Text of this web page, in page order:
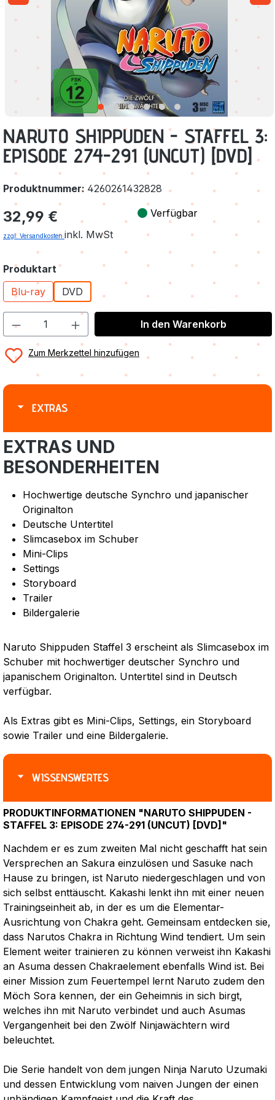
NARUTO SHIPPUDEN - STAFFEL 3:
EPISODE 274-291 (UNCUT) [DVD]
Produktnummer: 4260261432828
Regulärer Preis:
32,99 €
zzgl. Versandkosten inkl. MwSt
Verfügbar
Produktartauswählen
Blu-ray
DVD
In den Warenkorb
Zum Merkzettel hinzufügen
EXTRAS
EXTRAS UND
BESONDERHEITEN
Hochwertige deutsche Synchro und japanischer
Originalton
Deutsche Untertitel
Slimcasebox im Schuber
Mini-Clips
Settings
Storyboard
Trailer
Bildergalerie
Naruto Shippuden Staffel 3 erscheint als Slimcasebox im
Schuber mit hochwertiger deutscher Synchro und
japanischem Originalton. Untertitel sind in Deutsch
verfügbar.
Als Extras gibt es Mini-Clips, Settings, ein Storyboard
sowie Trailer und eine Bildergalerie.
WISSENSWERTES
PRODUKTINFORMATIONEN "NARUTO SHIPPUDEN -
STAFFEL 3: EPISODE 274-291 (UNCUT) [DVD]"
Nachdem er es zum zweiten Mal nicht geschafft hat sein
Versprechen an Sakura einzulösen und Sasuke nach
Hause zu bringen, ist Naruto niedergeschlagen und von
sich selbst enttäuscht. Kakashi lenkt ihn mit einer neuen
Trainingseinheit ab, in der es um die Elementar-
Ausrichtung von Chakra geht. Gemeinsam entdecken sie,
dass Narutos Chakra in Richtung Wind tendiert. Um sein
Element weiter trainieren zu können verweist ihn Kakashi
an Asuma dessen Chakraelement ebenfalls Wind ist. Bei
einer Mission zum Feuertempel lernt Naruto zudem den
Möch Sora kennen, der ein Geheimnis in sich birgt,
welches ihn mit Naruto verbindet und auch Asumas
Vergangenheit bei den Zwölf Ninjawächtern wird
beleuchtet.
Die Serie handelt von dem jungen Ninja Naruto Uzumaki
und dessen Entwicklung vom naiven Jungen der einen